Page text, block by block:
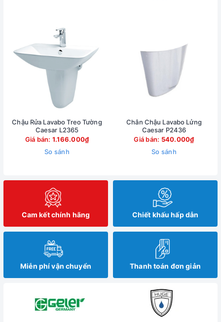
Chậu Rửa Lavabo Treo Tường
Caesar L2365
Giá bán: 1.166.000₫
So sánh
Chân Chậu Lavabo Lửng
Caesar P2436
Giá bán: 540.000₫
So sánh
Cam kết chính hãng Chiết khấu hấp dẫn
Miễn phí vận chuyển Thanh toán đơn giản